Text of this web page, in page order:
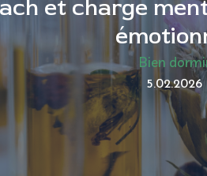
et charge
Bien
5.02.2026